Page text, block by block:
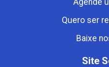
Quero ser
Baixe
Site